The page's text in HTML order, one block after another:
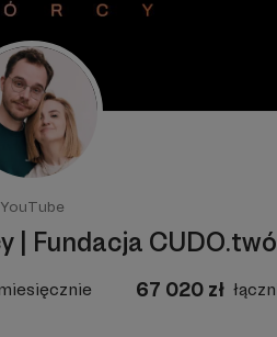
YouTube
| Fundacja
67 020 zł